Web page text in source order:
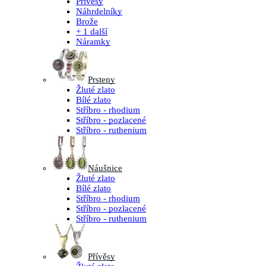
Náhrdelníky
Brože
+ 1 další
Náramky
Prsteny
Žluté zlato
Bílé zlato
Stříbro - rhodium
Stříbro - pozlacené
Stříbro - ruthenium
Náušnice
Žluté zlato
Bílé zlato
Stříbro - rhodium
Stříbro - pozlacené
Stříbro - ruthenium
Přívěsy